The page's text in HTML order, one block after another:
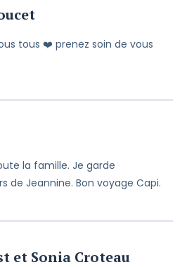
tous ❤️ prenez soin de vous
la famille. Je garde
de Jeannine. Bon voyage Capi.
et Sonia Croteau